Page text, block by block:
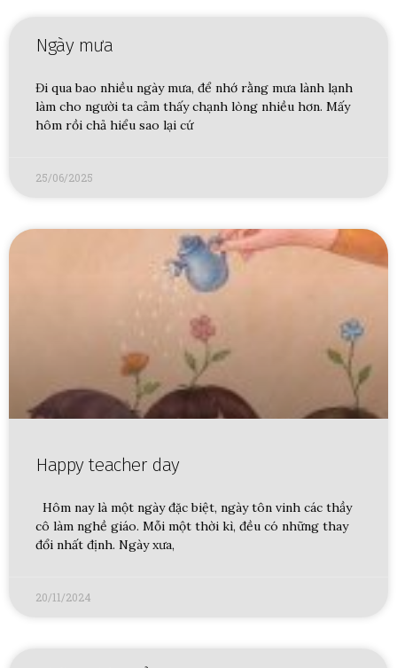
Ngày mưa
Đi qua bao nhiều ngày mưa, để nhớ rằng mưa lành lạnh
làm cho người ta cảm thấy chạnh lòng nhiều hơn. Mấy
hôm rồi chả hiểu sao lại cứ
25/06/2025
Happy teacher day
Hôm nay là một ngày đặc biệt, ngày tôn vinh các thầy
cô làm nghề giáo. Mỗi một thời kì, đều có những thay
đổi nhất định. Ngày xưa,
20/11/2024